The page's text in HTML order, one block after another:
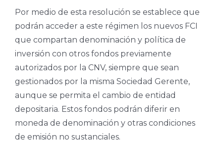
Por medio de esta resolución se establece que
podrán acceder a este régimen los nuevos FCI
que compartan denominación y política de
inversión con otros fondos previamente
autorizados por la CNV, siempre que sean
gestionados por la misma Sociedad Gerente,
aunque se permita el cambio de entidad
depositaria. Estos fondos podrán diferir en
moneda de denominación y otras condiciones
de emisión no sustanciales.